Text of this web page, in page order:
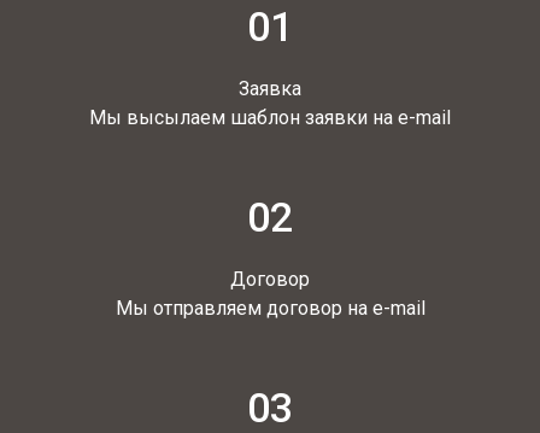
01
Заявка
Мы высылаем шаблон заявки на e-mail
02
Договор
Мы отправляем договор на e-mail
03